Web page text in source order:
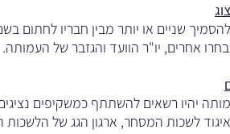
שניים או יותר מבין חבריו
אחרים, יו"ר הוועד והגזבר של העמותה.
יהיו רשאים להשתתף כמשקיפים
לשכות המסחר, ארגון הגג של הלשכות